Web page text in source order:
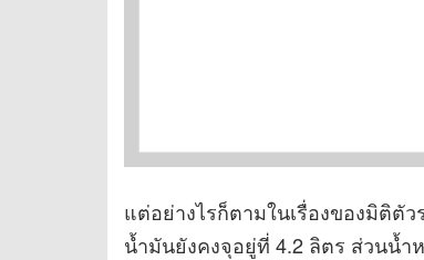
แต่อย่างไรก็ตามในเรื่องของมิติตั
น้ำมันยังคงจุอยู่ที่ 4.2 ลิตร ส่วนน้ำ